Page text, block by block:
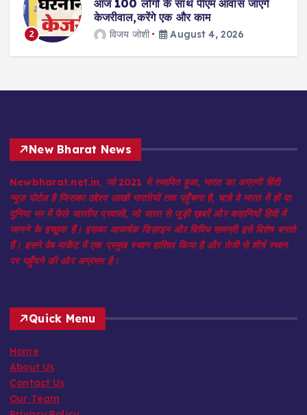
इथियोपिया में भूस्खलन से 14 लोगों की मौत,कई
लापता, इथियोपिया में धार्मिक आयोजन के समय
तबाही
New Bharat News
Newbharat.net.in, जो 2021 में स्थापित हुआ, भारत का अग्रणी हिंदी
न्यूज़ पोर्टल है जिसका उद्देश्य लाखों भारतीयों तक पहुँचना है, चाहे वे भारत में हों या
दुनिया भर में फैले भारतीय प्रवासी, जो भारत से जुड़ी ख़बरें और कहानियाँ हिंदी में
जानने के इच्छुक हैं। इसका आकर्षक डिज़ाइन और विविध सामग्री इसे विशेष बनाते
Quick Menu
Home
About Us
Contact Us